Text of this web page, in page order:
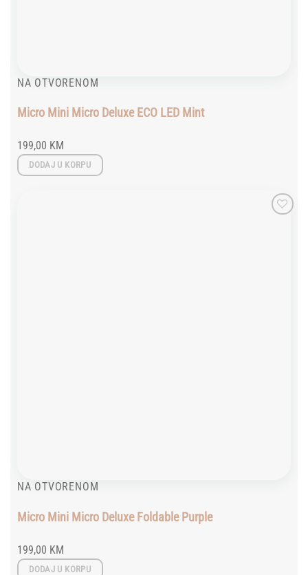
NA OTVORENOM
Micro Mini Micro Deluxe ECO LED Mint
199,00 KM
DODAJ U KORPU
NA OTVORENOM
Micro Mini Micro Deluxe Foldable Purple
199,00 KM
DODAJ U KORPU